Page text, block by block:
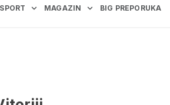
SPORT MAGAZIN BIG PREPORUKA